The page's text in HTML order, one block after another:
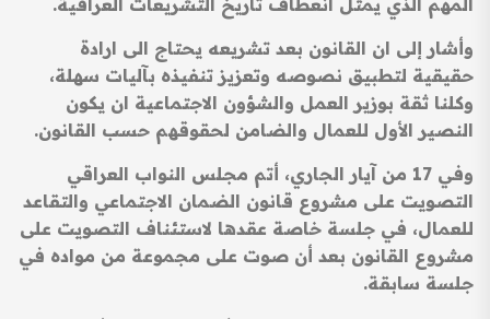
المهم الذي يمثل انعطاف تاريخ التشريعات العراقية.
وأشار إلى ان القانون بعد تشريعه يحتاج الى ارادة
حقيقية لتطبيق نصوصه وتعزيز تنفيذه بآليات سهلة،
وكلنا ثقة بوزير العمل والشؤون الاجتماعية ان يكون
النصير الأول للعمال والضامن لحقوقهم حسب القانون.
وفي 17 من آيار الجاري، أتم مجلس النواب العراقي
التصويت على مشروع قانون الضمان الاجتماعي والتقاعد
للعمال، في جلسة خاصة عقدها لاستئناف التصويت على
مشروع القانون بعد أن صوت على مجموعة من مواده في
جلسة سابقة.